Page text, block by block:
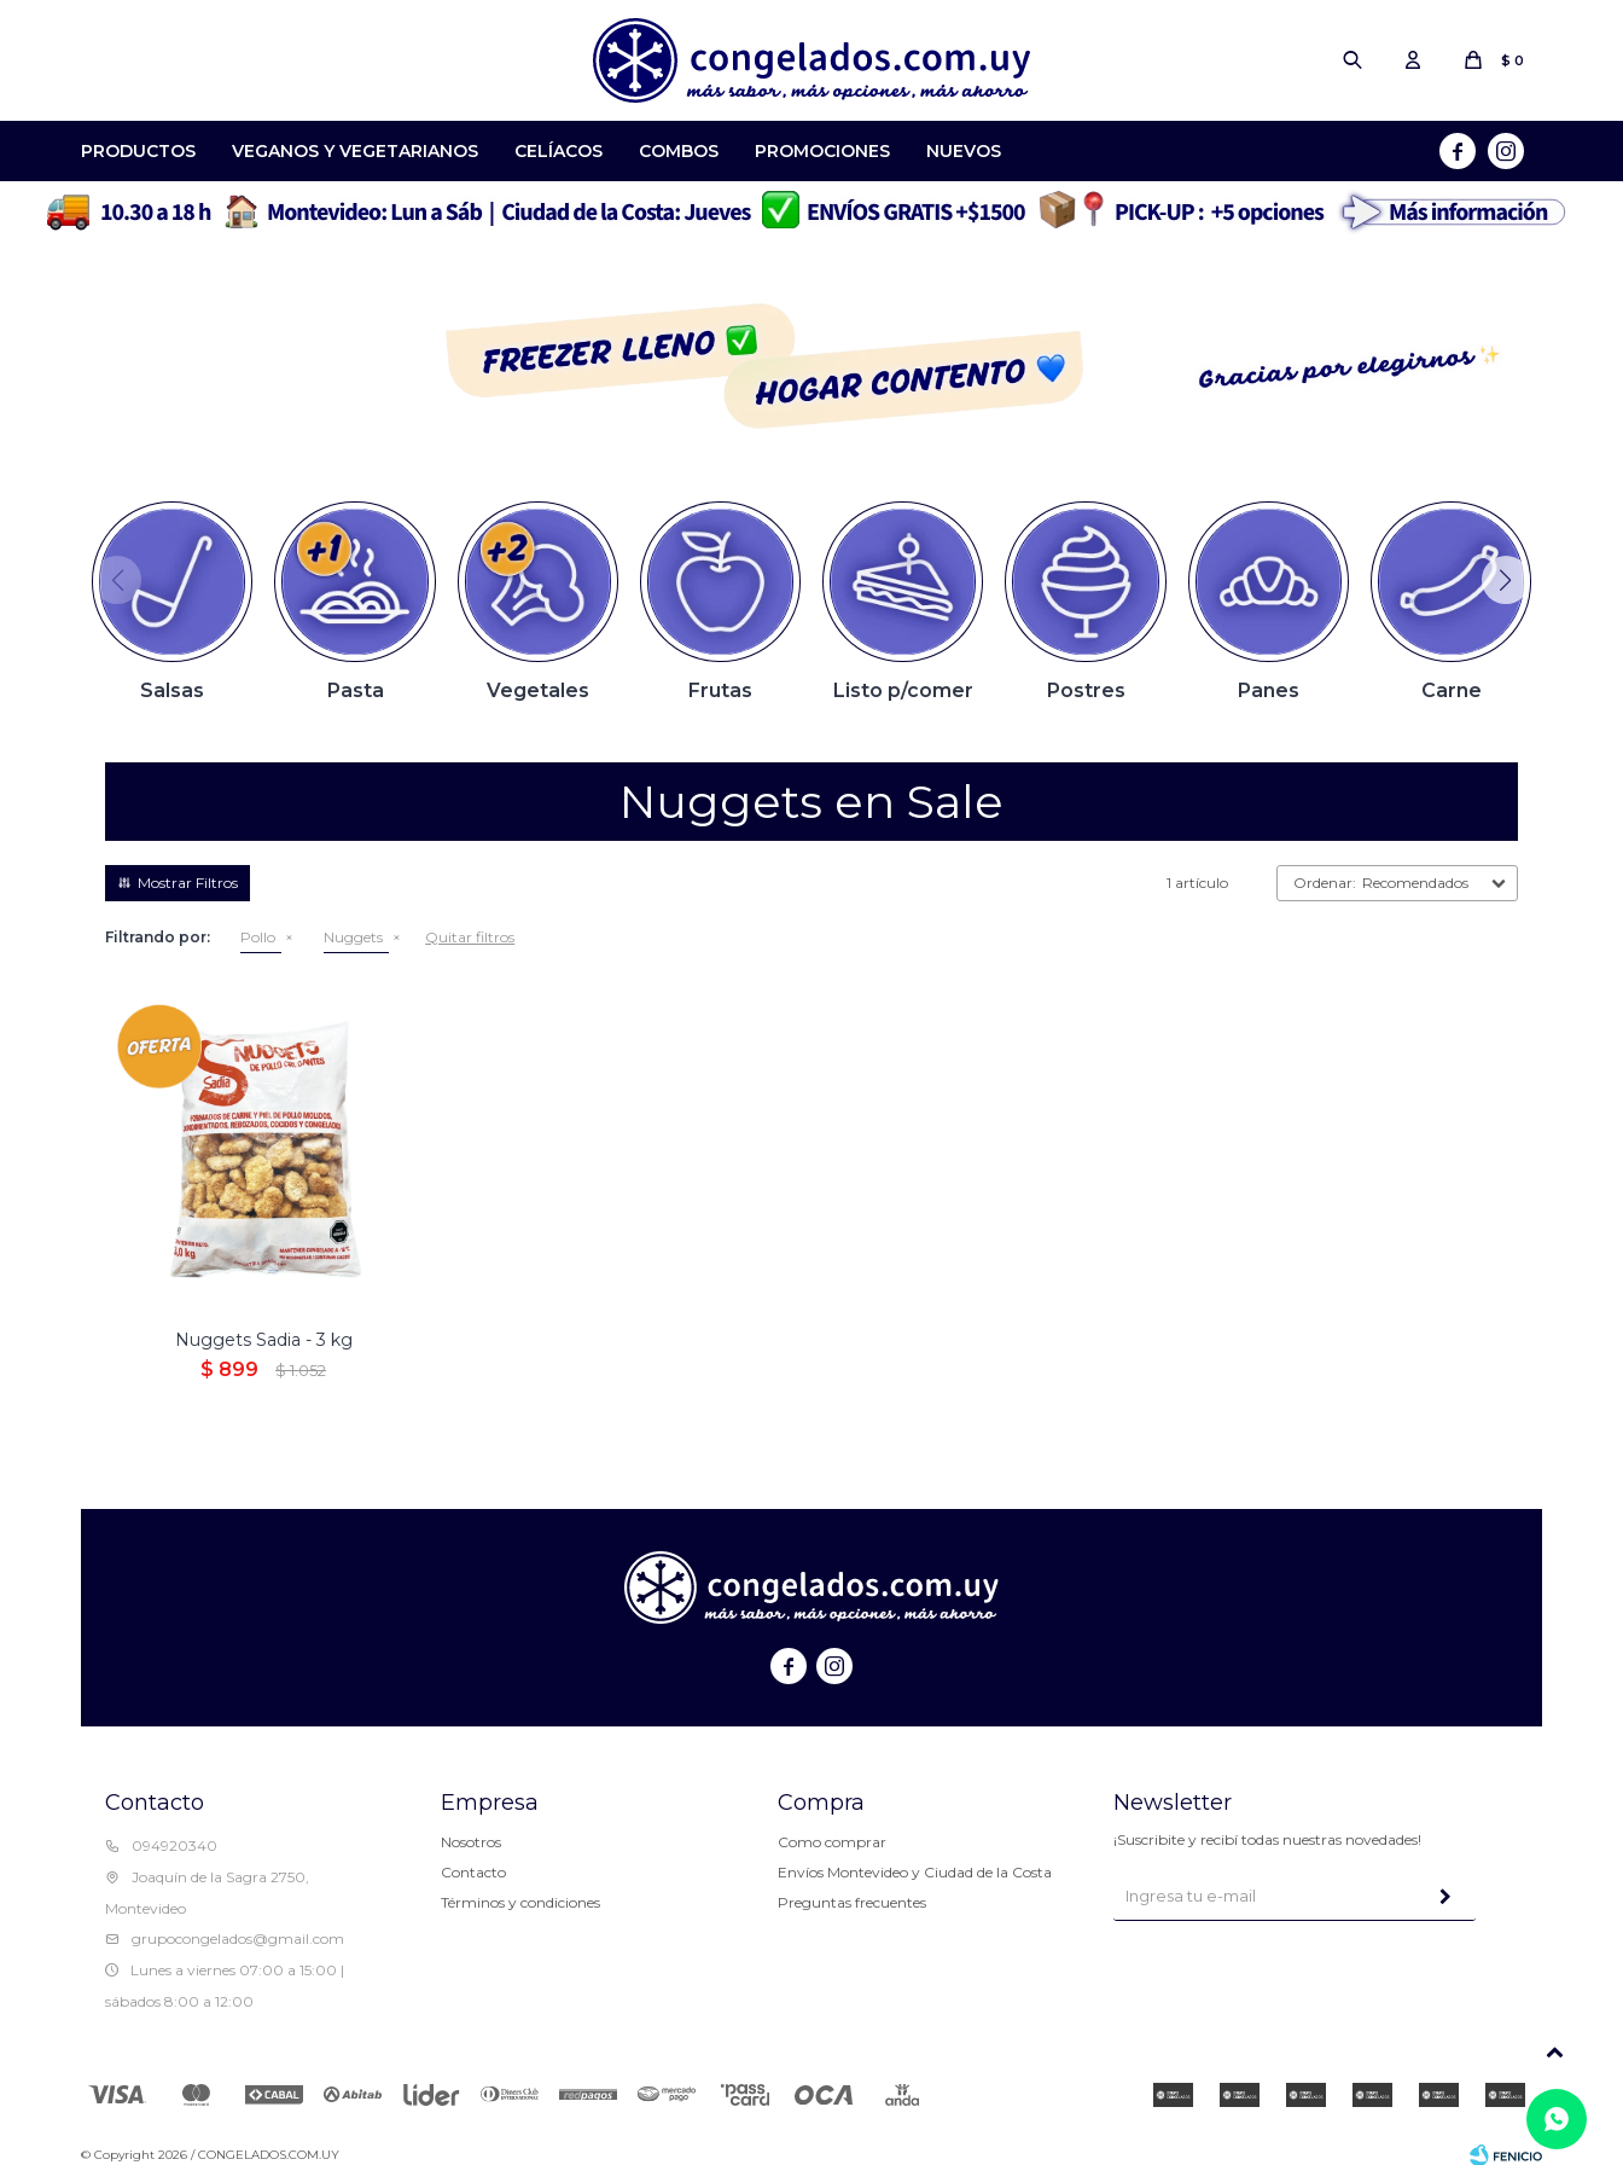
PRODUCTOS VEGANOS Y VEGETARIANOS CELÍACOS COMBOS PROMOCIONES NUEVOS
$ 0
 
Salsas Pasta Vegetales Frutas Listo p/comer Postres Panes Carne
Nuggets en Sale
1 artículo Recomendados
Filtrando por: Pollo Nuggets Quitar filtros
Nuggets Sadia - 3 kg
$ 899 $ 1.052
 
Contacto
094920340
Joaquín de la Sagra 2750,
Montevideo
grupocongelados@gmail.com
Lunes a viernes 07:00 a 15:00 |
sábados 8:00 a 12:00
Empresa
Nosotros
Contacto
Términos y condiciones
Compra
Como comprar
Envíos Montevideo y Ciudad de la Costa
Preguntas frecuentes
Newsletter
¡Suscribite y recibí todas nuestras novedades!
© Copyright 2026 / CONGELADOS.COM.UY